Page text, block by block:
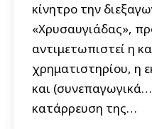
κίνητρο την
«Χρυσαυγιάδας»,
αντιμετωπιστεί η
χρηματιστηρίου, η
και
κατάρρευση της…